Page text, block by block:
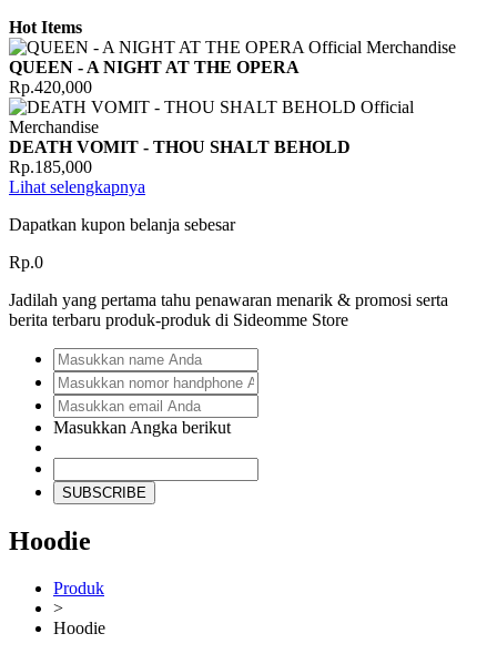
Hot Items
QUEEN - A NIGHT AT THE OPERA
Rp.420,000
DEATH VOMIT - THOU SHALT BEHOLD
Rp.185,000
Lihat selengkapnya
Dapatkan kupon belanja sebesar
Rp.0
Jadilah yang pertama tahu penawaran menarik & promosi serta
berita terbaru produk-produk di Sideomme Store
Masukkan Angka berikut
SUBSCRIBE
Hoodie
Produk
>
Hoodie